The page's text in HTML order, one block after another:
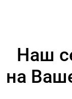
Наш
на